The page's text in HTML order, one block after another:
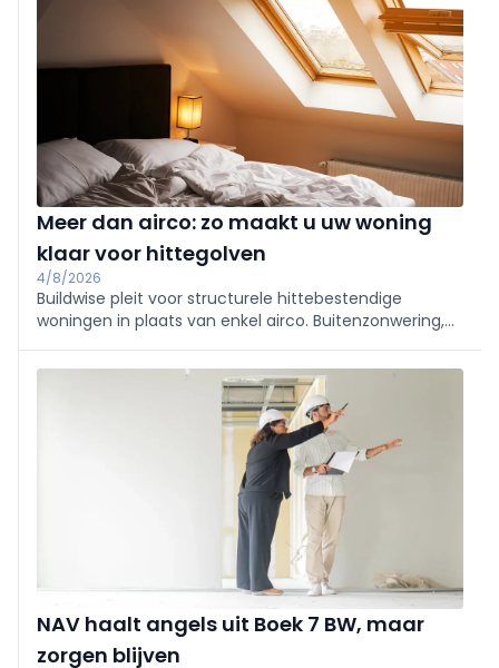
Meer dan airco: zo maakt u uw woning
klaar voor hittegolven
4/8/2026
Buildwise pleit voor structurele hittebestendige
woningen in plaats van enkel airco. Buitenzonwering,
nachtventilatie beperken oververhitting. Houd
overdag ramen dicht, ventileer ’s nachts. Investeren
nu verhoogt comfort en verlaagt koelbehoefte.
NAV haalt angels uit Boek 7 BW, maar
zorgen blijven